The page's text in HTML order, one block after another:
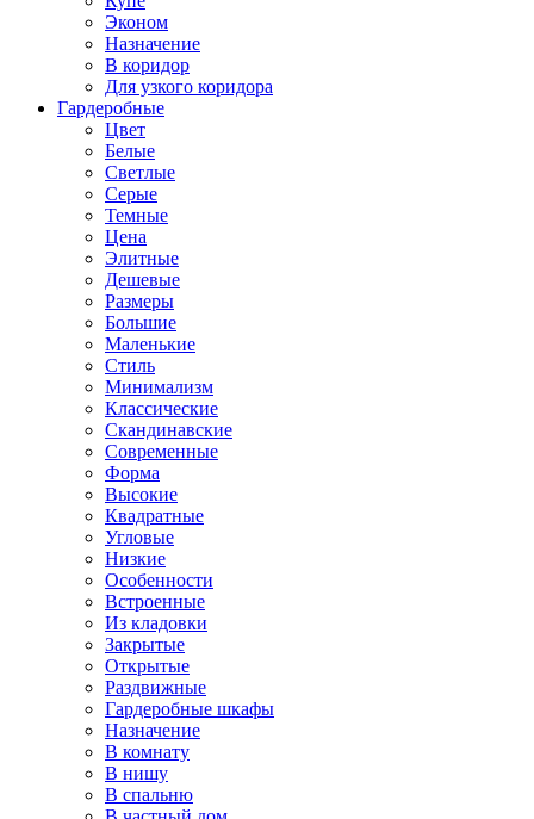
Эконом
Назначение
В коридор
Для узкого коридора
Гардеробные
Цвет
Белые
Светлые
Серые
Темные
Цена
Элитные
Дешевые
Размеры
Большие
Маленькие
Стиль
Минимализм
Классические
Скандинавские
Современные
Форма
Высокие
Квадратные
Угловые
Низкие
Особенности
Встроенные
Из кладовки
Закрытые
Открытые
Раздвижные
Гардеробные шкафы
Назначение
В комнату
В нишу
В спальню